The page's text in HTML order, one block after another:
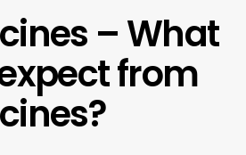
– What
from